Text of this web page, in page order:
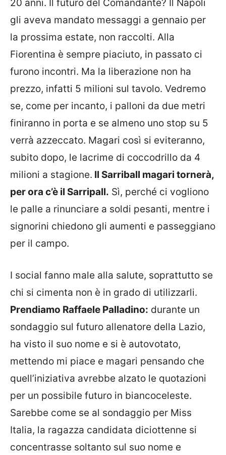
20 anni. Il futuro del Comandante? Il Napoli
gli aveva mandato messaggi a gennaio per
la prossima estate, non raccolti. Alla
Fiorentina è sempre piaciuto, in passato ci
furono incontri. Ma la liberazione non ha
prezzo, infatti 5 milioni sul tavolo. Vedremo
se, come per incanto, i palloni da due metri
finiranno in porta e se almeno uno stop su 5
verrà azzeccato. Magari così si eviteranno,
subito dopo, le lacrime di coccodrillo da 4
milioni a stagione. Il Sarriball magari tornerà,
per ora c’è il Sarripall. Sì, perché ci vogliono
le palle a rinunciare a soldi pesanti, mentre i
signorini chiedono gli aumenti e passeggiano
per il campo.
I social fanno male alla salute, soprattutto se
chi si cimenta non è in grado di utilizzarli.
Prendiamo Raffaele Palladino: durante un
sondaggio sul futuro allenatore della Lazio,
ha visto il suo nome e si è autovotato,
mettendo mi piace e magari pensando che
quell’iniziativa avrebbe alzato le quotazioni
per un possibile futuro in biancoceleste.
Sarebbe come se al sondaggio per Miss
Italia, la ragazza candidata diciottenne si
concentrasse soltanto sul suo nome e